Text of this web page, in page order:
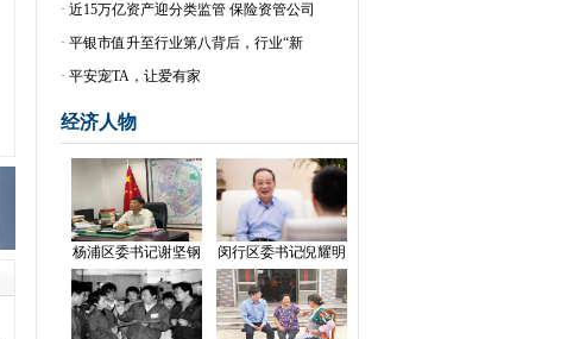
· 近15万亿资产迎分类监管 保险资管公司
· 平银市值升至行业第八背后，行业“新
· 平安宠TA，让爱有家
经济人物
杨浦区委书记谢坚钢 闵行区委书记倪耀明